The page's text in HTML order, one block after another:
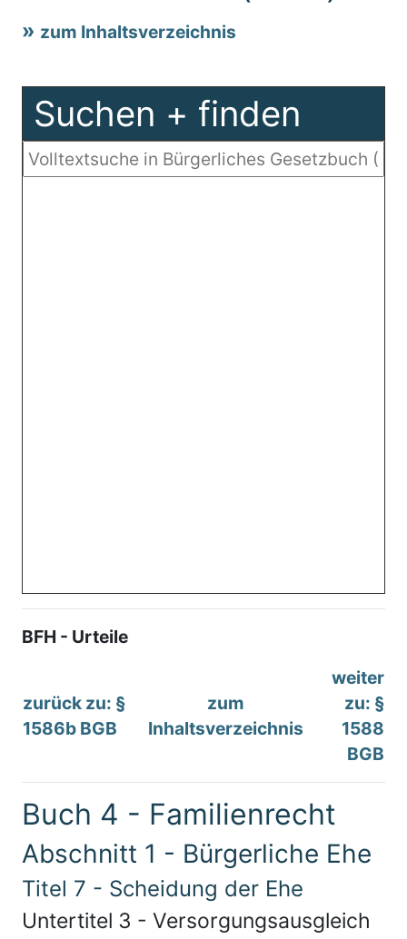
zum Inhaltsverzeichnis
Suchen + finden
BFH - Urteile
zurück zu: §
1586b BGB
zum
Inhaltsverzeichnis
weiter
zu: §
1588
BGB
Buch 4 - Familienrecht
Abschnitt 1 - Bürgerliche Ehe
Titel 7 - Scheidung der Ehe
Untertitel 3 - Versorgungsausgleich